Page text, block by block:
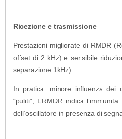
Ricezione e trasmissione
Prestazioni migliorate di RMDR
offset di 2 kHz) e sensibile
separazione 1kHz)
In pratica: minore influenza dei
“puliti”; L’RMDR indica
dell’oscillatore in presenza di